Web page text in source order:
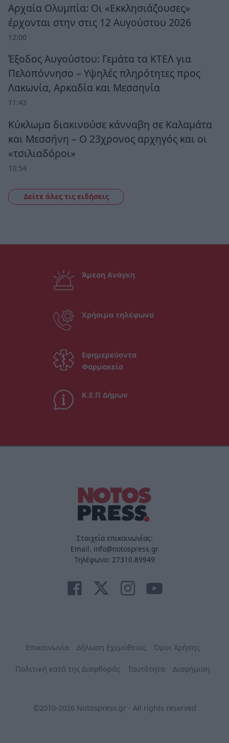
Αρχαία Ολυμπία: Οι «Εκκλησιάζουσες»
έρχονται στην στις 12 Αυγούστου 2026
12:00
Έξοδος Αυγούστου: Γεμάτα τα ΚΤΕΛ για
Πελοπόννησο – Υψηλές πληρότητες προς
Λακωνία, Αρκαδία και Μεσσηνία
11:43
Κύκλωμα διακινούσε κάνναβη σε Καλαμάτα
και Μεσσήνη – Ο 23χρονος αρχηγός και οι
«τσιλιαδόροι»
10:54
Δείτε όλες τις ειδήσεις
Άμεση Ανάγκη
Χρήσιμα τηλέφωνα
Εφημερεύοντα
Φαρμακεία
Κ.Ε.Π Δήμων
Στοιχεία επικοινωνίας:
Email. info@notospress.gr
Τηλέφωνο: 27310.89949
Επικοινωνία Δήλωση Εχεμύθειας Όροι Χρήσης
Πολιτική κατά της Διαφθοράς Ταυτότητα Διαφήμιση
©2010-2026 Notospress.gr - All rights reserved